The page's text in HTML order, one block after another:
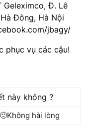
Geleximco, Đ. Lê
Đông, Hà Nội
jbagy/
phục vụ các cậu!
này không ?
🙁Không hài lòng